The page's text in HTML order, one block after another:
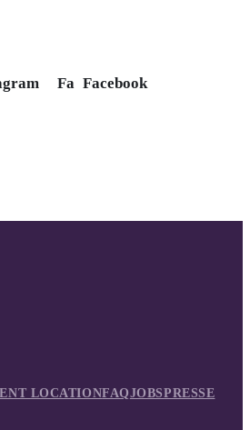
Fa Facebook
LOCATIONFAQJOBSPRESSE